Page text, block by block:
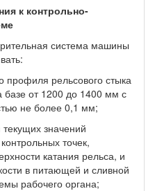
к контрольно-
система машины
профиля рельсового стыка
базе от 1200 до 1400 мм с
не более 0,1 мм;
значений
точек,
катания рельса, и
в питающей и сливной
рабочего органа;